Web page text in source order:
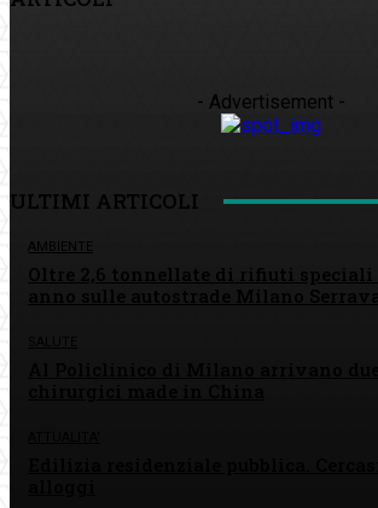
- Advertisement -
ULTIMI ARTICOLI
AMBIENTE
Oltre 2,6 tonnellate di rifiuti